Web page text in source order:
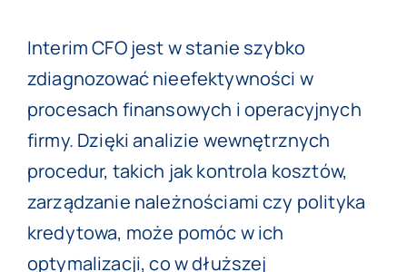
Interim CFO jest w stanie szybko
zdiagnozować nieefektywności w
procesach finansowych i operacyjnych
firmy. Dzięki analizie wewnętrznych
procedur, takich jak kontrola kosztów,
zarządzanie należnościami czy polityka
kredytowa, może pomóc w ich
optymalizacji, co w dłuższej